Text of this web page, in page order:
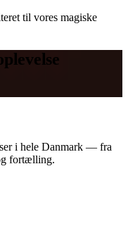
til vores magiske
i hele Danmark — fra
fortælling.